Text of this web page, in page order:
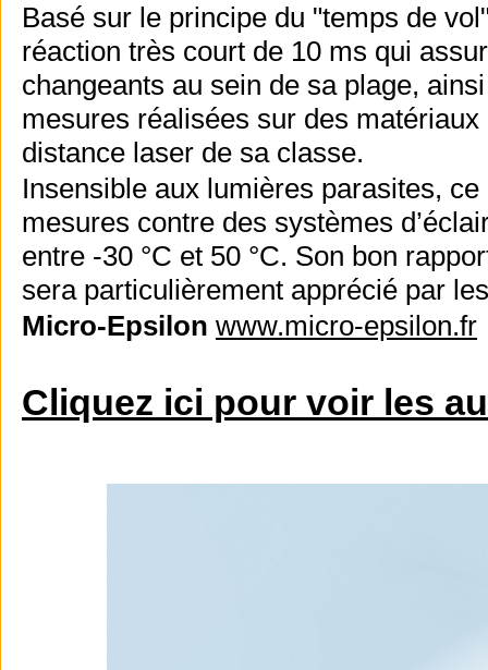
Basé sur le principe du "temps de
réaction très court de 10 ms qui
changeants au sein de sa plage,
mesures réalisées sur des
distance laser de sa classe.
Insensible aux lumières parasites,
mesures contre des systèmes
entre -30 °C et 50 °C. Son bon
sera particulièrement apprécié par
Micro-Epsilon www.micro-epsilon.fr
Cliquez ici pour voir les